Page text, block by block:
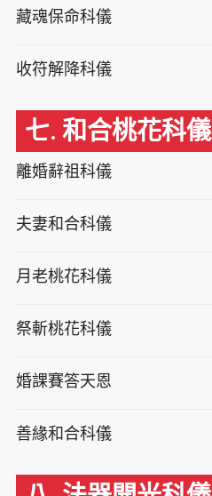
藏魂保命科儀
收符解降科儀
七. 和合桃花科儀
離婚辭祖科儀
夫妻和合科儀
月老桃花科儀
祭斬桃花科儀
婚課賽答天恩
善緣和合科儀